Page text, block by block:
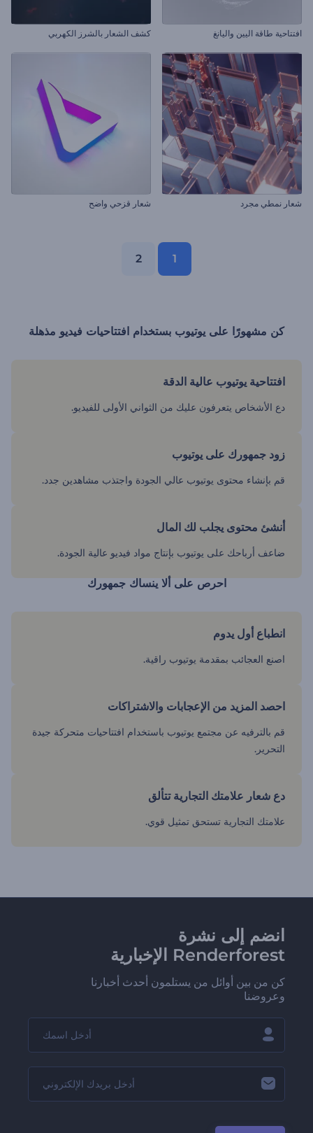
افتتاحية طاقة اليين واليانغ كشف الشعار بالشرز الكهربي
شعار نمطي مجرد شعار قزحي واضح
1
2
كن مشهورًا على يوتيوب بستخدام افتتاحيات فيديو مذهلة
افتتاحية يوتيوب عالية الدقة
دع الأشخاص يتعرفون عليك من الثواني الأولى للفيديو.
زود جمهورك على يوتيوب
قم بإنشاء محتوى يوتيوب عالي الجودة واجتذب مشاهدين جدد.
أنشئ محتوى يجلب لك المال
ضاعف أرباحك على يوتيوب بإنتاج مواد فيديو عالية الجودة.
احرص على ألا ينساك جمهورك
انطباع أول يدوم
اصنع العجائب بمقدمة يوتيوب راقية.
احصد المزيد من الإعجابات والاشتراكات
قم بالترفيه عن مجتمع يوتيوب باستخدام افتتاحيات متحركة جيدة
التحرير.
دع شعار علامتك التجارية تتألق
علامتك التجارية تستحق تمثيل قوي.
انضم إلى نشرة
Renderforest الإخبارية
كن من بين أوائل من يستلمون أحدث أخبارنا
وعروضنا